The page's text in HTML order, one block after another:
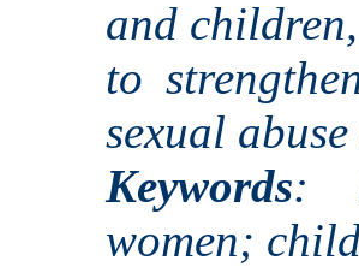
and
to
sexual
Keywords:
women;